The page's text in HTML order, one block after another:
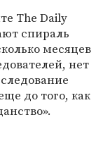
The Daily
спираль
месяцев
нет
до того, как